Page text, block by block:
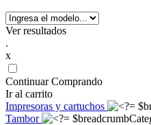
Ver resultados
.
x
Continuar Comprando
Ir al carrito
Impresoras y cartuchos
Tambor